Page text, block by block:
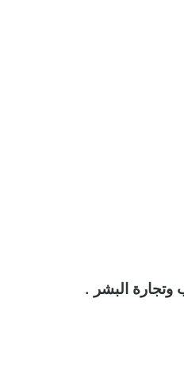
وتجارة البشر .